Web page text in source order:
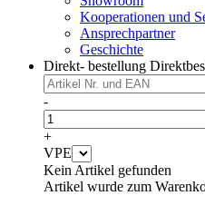
Kooperationen und
Ansprechpartner
Geschichte
Direkt- bestellung
-
+
VPE
Kein Artikel gefunden
Artikel wurde zum